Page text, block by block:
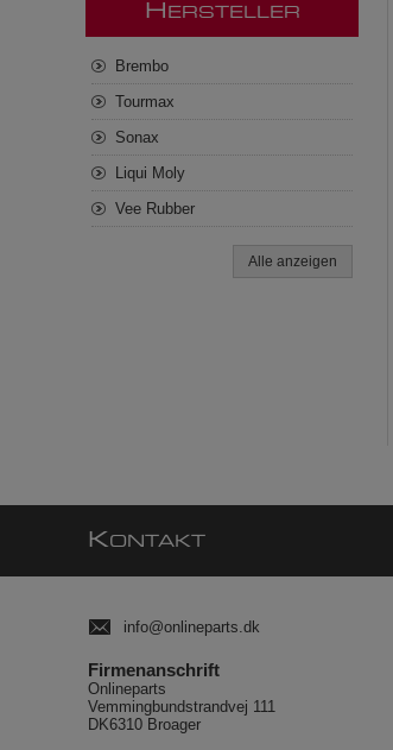
H ERSTELLER
Brembo
Tourmax
Sonax
Liqui Moly
Vee Rubber
Alle anzeigen
KONTAKT
info@onlineparts.dk
Firmenanschrift
Onlineparts
Vemmingbundstrandvej 111
DK6310 Broager